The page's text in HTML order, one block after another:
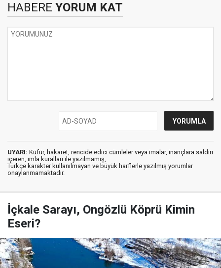
HABERE YORUM KAT
UYARI: Küfür, hakaret, rencide edici cümleler veya imalar, inançlara saldırı
içeren, imla kuralları ile yazılmamış,
Türkçe karakter kullanılmayan ve büyük harflerle yazılmış yorumlar
onaylanmamaktadır.
İçkale Sarayı, Ongözlü Köprü Kimin
Eseri?